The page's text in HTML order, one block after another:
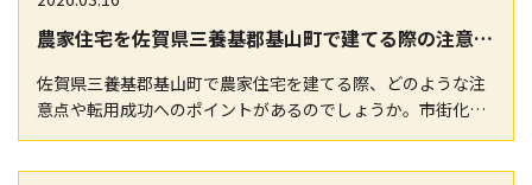
農家住宅を佐賀県三養基郡基山町で建てる際の注意点と転用成功のポイント
佐賀県三養基郡基山町で農家住宅を建てる際、どのような注
意点や転用成功へのポイントがあるのでしょうか。市街化調
整区域や農業振興地域における農地の転用手続きは、複…